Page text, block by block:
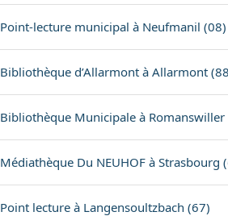
Point-lecture municipal à Neufmanil (08)
Bibliothèque d’Allarmont à Allarmont
Bibliothèque Municipale à Romanswiller
Médiathèque Du NEUHOF à Strasbourg
Point lecture à Langensoultzbach (67)